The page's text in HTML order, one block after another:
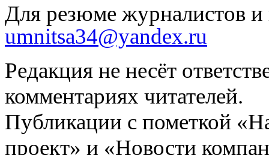
Для резюме журналистов и
umnitsa34@yandex.ru
Редакция не несёт
комментариях читателей.
Публикации с пометкой
проект» и «Новости